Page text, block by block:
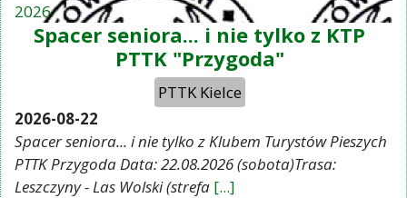
2026
Spacer seniora... i nie tylko z KTP
PTTK "Przygoda"
PTTK Kielce
2026-08-22
Spacer seniora... i nie tylko z Klubem Turystów Pieszych
PTTK Przygoda Data: 22.08.2026 (sobota)Trasa:
Leszczyny - Las Wolski (strefa [...]